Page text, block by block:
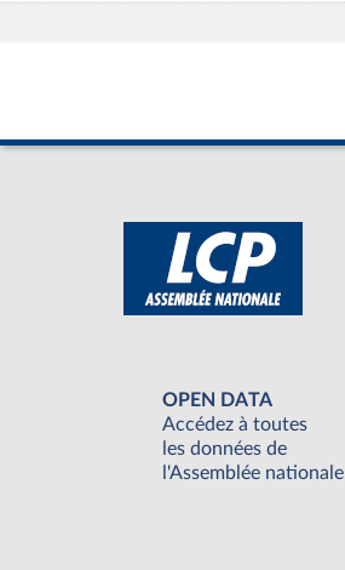
OPEN DATA
Accédez à toutes
les données de
l'Assemblée nationale